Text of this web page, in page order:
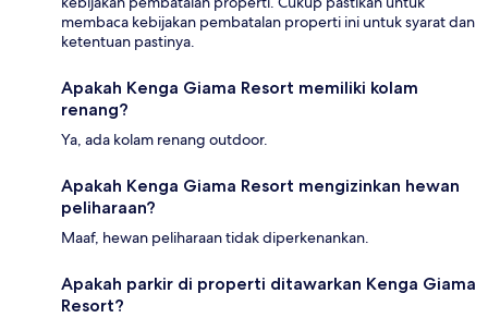
membaca kebijakan pembatalan properti ini untuk syarat dan
ketentuan pastinya.
Apakah Kenga Giama Resort memiliki kolam
renang?
Ya, ada kolam renang outdoor.
Apakah Kenga Giama Resort mengizinkan hewan
peliharaan?
Maaf, hewan peliharaan tidak diperkenankan.
Apakah parkir di properti ditawarkan Kenga Giama
Resort?